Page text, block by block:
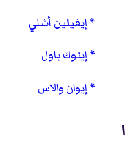
إيفيلين أشلي
إينوك باول
إيوان والاس
ا